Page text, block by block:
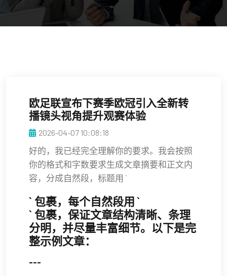
欧足联宣布下赛季欧冠引入全新转
播镜头视角提升观赛体验
2026-04-07 10:08:18
好的，我已经完全理解你的要求。我会按照
你的格式和字数要求生成文章摘要和正文内
容，分成自然段，标题用 `
` 包裹，每个自然段用 `
` 包裹，保证文章结构清晰、条理
分明，并尽量丰富细节。以下是完
整示例文章：
---